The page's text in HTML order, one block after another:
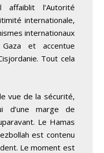
l’Autorité
internationale,
internationaux
et accentue
Tout cela
vue de la sécurité,
d’une marge de
Le Hamas
est contenu
Le moment est